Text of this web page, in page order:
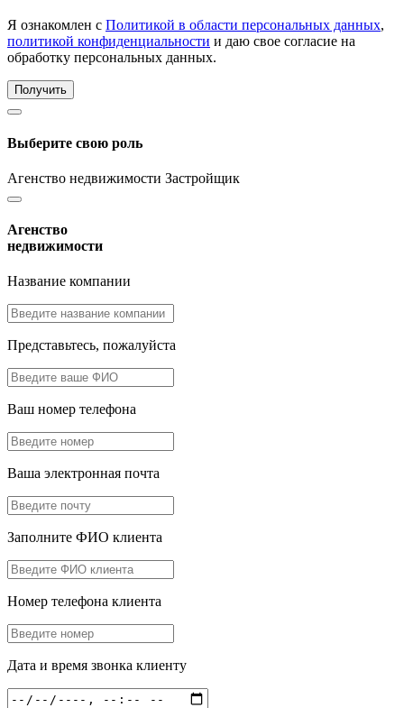
Я ознакомлен с Политикой в области персональных данных,
политикой конфиденциальности и даю свое согласие на
обработку персональных данных.
Получить
Выберите свою роль
Агенство недвижимости Застройщик
Агенство
недвижимости
Название компании
Представьтесь, пожалуйста
Ваш номер телефона
Ваша электронная почта
Заполните ФИО клиента
Номер телефона клиента
Дата и время звонка клиенту